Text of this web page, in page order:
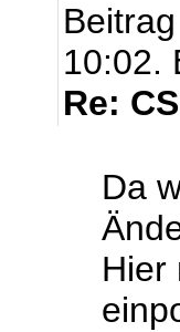
10:02.
Re:
Da
Hier